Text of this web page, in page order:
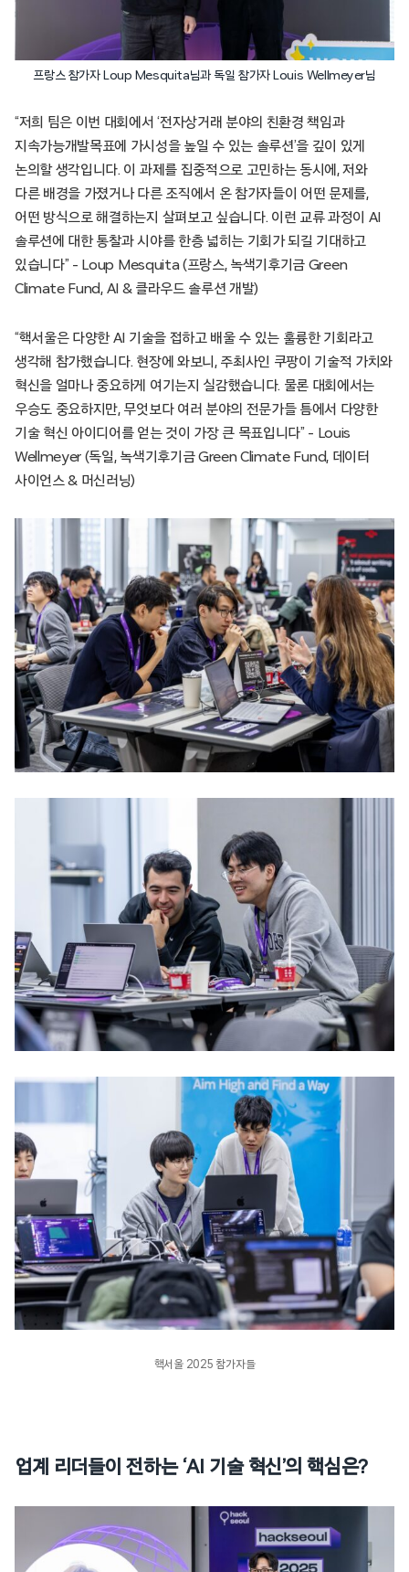
프랑스 참가자 Loup Mesquita님과 독일 참가자 Louis Wellmeyer님
“저희 팀은 이번 대회에서 ‘전자상거래 분야의 친환경 책임과
지속가능개발목표에 가시성을 높일 수 있는 솔루션’을 깊이 있게
논의할 생각입니다. 이 과제를 집중적으로 고민하는 동시에, 저와
다른 배경을 가졌거나 다른 조직에서 온 참가자들이 어떤 문제를,
어떤 방식으로 해결하는지 살펴보고 싶습니다. 이런 교류 과정이 AI
솔루션에 대한 통찰과 시야를 한층 넓히는 기회가 되길 기대하고
있습니다” – Loup Mesquita (프랑스, 녹색기후기금 Green
Climate Fund, AI & 클라우드 솔루션 개발)
“핵서울은 다양한 AI 기술을 접하고 배울 수 있는 훌륭한 기회라고
생각해 참가했습니다. 현장에 와보니, 주최사인 쿠팡이 기술적 가치와
혁신을 얼마나 중요하게 여기는지 실감했습니다. 물론 대회에서는
우승도 중요하지만, 무엇보다 여러 분야의 전문가들 틈에서 다양한
기술 혁신 아이디어를 얻는 것이 가장 큰 목표입니다” – Louis
Wellmeyer (독일, 녹색기후기금 Green Climate Fund, 데이터
사이언스 & 머신러닝)
핵서울 2025 참가자들
업계 리더들이 전하는 ‘AI 기술 혁신’의 핵심은?